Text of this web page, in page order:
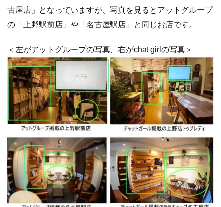
古屋店」となっていますが、写真を見るとアットグループ
の「上野駅前店」や「名古屋駅店」と同じお店です。
＜左がアットグループの写真、右がchat girlの写真＞